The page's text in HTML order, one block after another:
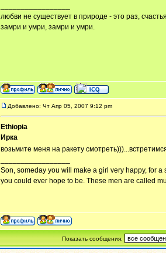
любви не существует в природе - это раз,
замри и умри, замри и умри.
Добавлено: Чт Апр 05, 2007 9:12 pm
Ethiopia
Ирка
возьмите меня на ракету
Son, someday you will make a girl very happy, for
you could ever hope to be. These men are called
Показать сообщения: